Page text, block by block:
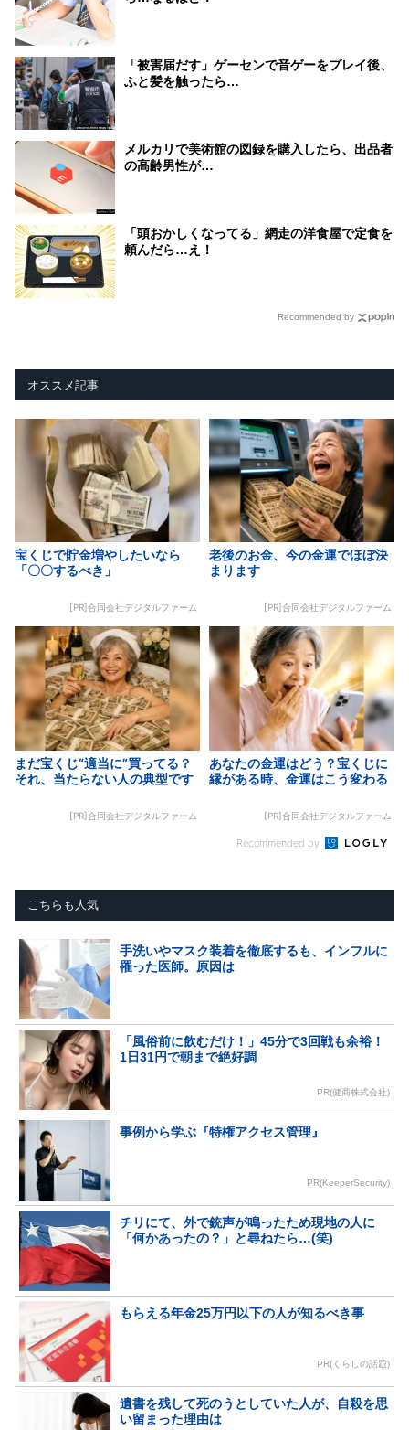
「被害届だす」ゲーセンで音ゲーをプレイ後、
ふと髪を触ったら…
メルカリで美術館の図録を購入したら、出品者
の高齢男性が…
「頭おかしくなってる」網走の洋食屋で定食を
頼んだら…え！
Recommended by
オススメ記事
宝くじで貯金増やしたいなら
「〇〇するべき」
[PR]合同会社デジタルファーム
老後のお金、今の金運でほぼ決
まります
[PR]合同会社デジタルファーム
まだ宝くじ“適当に”買ってる？
それ、当たらない人の典型です
[PR]合同会社デジタルファーム
あなたの金運はどう？宝くじに
縁がある時、金運はこう変わる
[PR]合同会社デジタルファーム
Recommended by
こちらも人気
手洗いやマスク装着を徹底するも、インフルに
罹った医師。原因は
「風俗前に飲むだけ！」45分で3回戦も余裕！
1日31円で朝まで絶好調
PR(健商株式会社)
事例から学ぶ『特権アクセス管理』
PR(KeeperSecurity)
チリにて、外で銃声が鳴ったため現地の人に
「何かあったの？」と尋ねたら…(笑)
もらえる年金25万円以下の人が知るべき事
PR(くらしの話題)
遺書を残して死のうとしていた人が、自殺を思
い留まった理由は